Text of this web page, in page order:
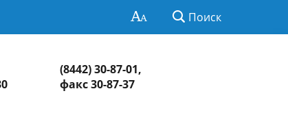
Поиск
(8442) 30-87-01,
факс 30-87-37